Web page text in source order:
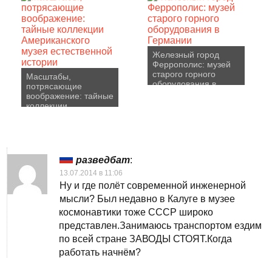
Масштабы,
потрясающие
воображение: тайные
коллекции
Железный город
Феррополис: музей
старого горного
оборудования в
разведбат:
13.07.2014 в 11:06
Ну и где полёт современной инженерной
мысли? Был недавно в Калуге в музее
космонавтики тоже СССР широко
представлен.Занимаюсь транспортом ездим
по всей стране ЗАВОДЫ СТОЯТ.Когда
работать начнём?